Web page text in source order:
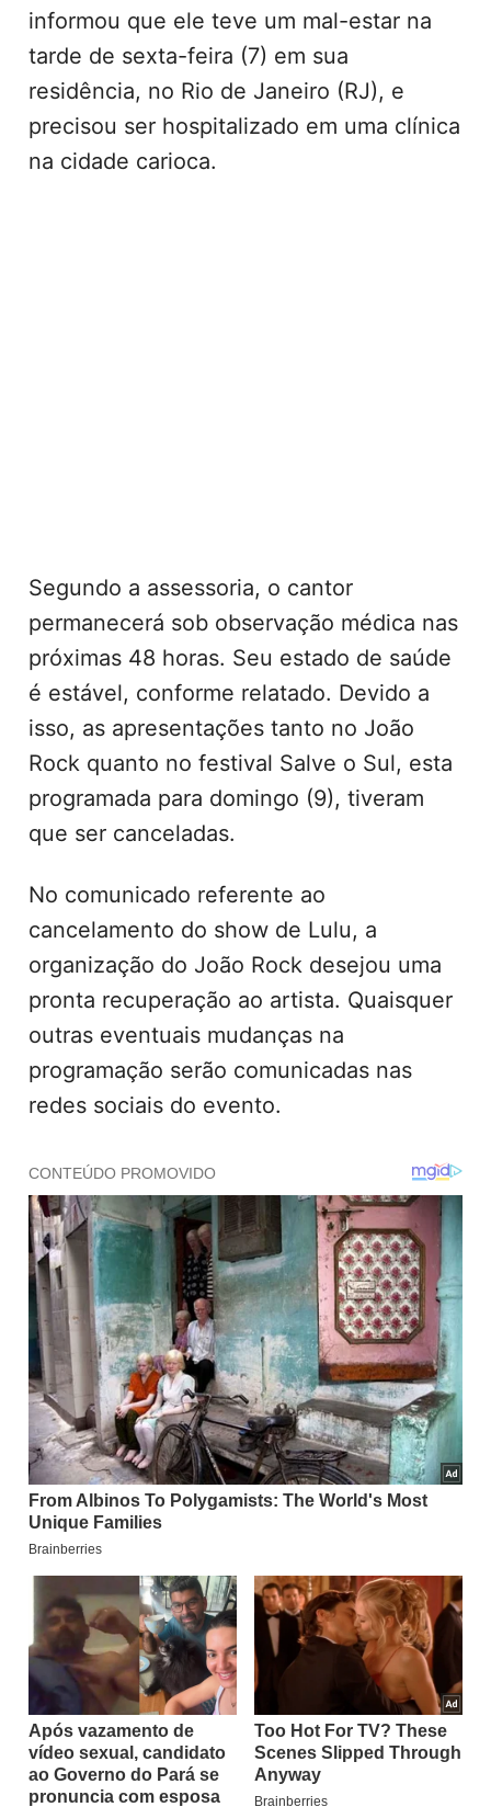
informou que ele teve um mal-estar na
tarde de sexta-feira (7) em sua
residência, no Rio de Janeiro (RJ), e
precisou ser hospitalizado em uma clínica
na cidade carioca.
Segundo a assessoria, o cantor
permanecerá sob observação médica nas
próximas 48 horas. Seu estado de saúde
é estável, conforme relatado. Devido a
isso, as apresentações tanto no João
Rock quanto no festival Salve o Sul, esta
programada para domingo (9), tiveram
que ser canceladas.
No comunicado referente ao
cancelamento do show de Lulu, a
organização do João Rock desejou uma
pronta recuperação ao artista. Quaisquer
outras eventuais mudanças na
programação serão comunicadas nas
redes sociais do evento.